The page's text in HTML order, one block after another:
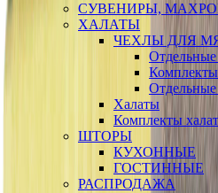
СУВЕНИРЫ,
ХАЛАТЫ
ЧЕХЛЫ ДЛЯ
Отдельные
Комплекты
Отдельные
Халаты
Комплекты
ШТОРЫ
КУХОННЫЕ
ГОСТИННЫЕ
РАСПРОДАЖА